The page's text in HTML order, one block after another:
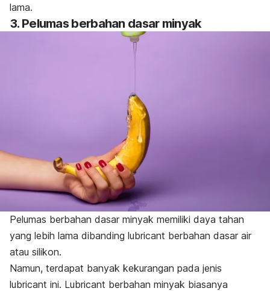
lama.
3. Pelumas berbahan dasar minyak
Pelumas berbahan dasar minyak memiliki daya tahan
yang lebih lama dibanding lubricant berbahan dasar air
atau silikon.
Namun, terdapat banyak kekurangan pada jenis
lubricant ini. Lubricant berbahan minyak biasanya